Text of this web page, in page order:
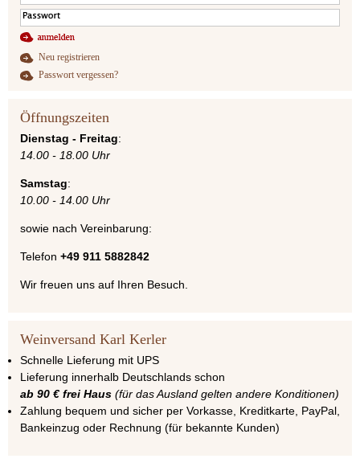
Neu registrieren
Passwort vergessen?
Öffnungszeiten
Dienstag - Freitag:
14.00 - 18.00 Uhr
Samstag:
10.00 - 14.00 Uhr
sowie nach Vereinbarung:
Telefon +49 911 5882842
Wir freuen uns auf Ihren Besuch.
Weinversand Karl Kerler
Schnelle Lieferung mit UPS
Lieferung innerhalb Deutschlands schon
ab 90 € frei Haus (für das Ausland gelten andere Konditionen)
Zahlung bequem und sicher per Vorkasse, Kreditkarte, PayPal,
Bankeinzug oder Rechnung (für bekannte Kunden)